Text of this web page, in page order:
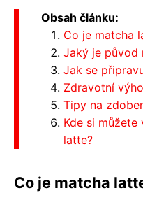
Obsah článku:
Co je matcha
Jaký je původ
Jak se
Zdravotní
Tipy na
Kde si
latte?
Co je matcha